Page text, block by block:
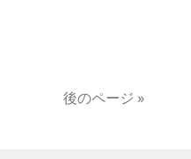
後のページ »